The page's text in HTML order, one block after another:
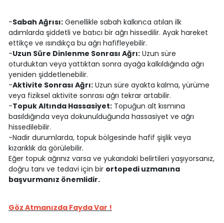
-Sabah Ağrısı:Genellikle sabah kalkınca atılan ilk
adımlarda şiddetli ve batıcı bir ağrı hissedilir. Ayak hareket
ettikçe ve ısındıkça bu ağrı hafifleyebilir.
-Uzun Süre Dinlenme Sonrası Ağrı:Uzun süre
oturduktan veya yattıktan sonra ayağa kalkıldığında ağrı
yeniden şiddetlenebilir.
-Aktivite Sonrası Ağrı:Uzun süre ayakta kalma, yürüme
veya fiziksel aktivite sonrası ağrı tekrar artabilir.
-Topuk Altında Hassasiyet:Topuğun alt kısmına
basıldığında veya dokunulduğunda hassasiyet ve ağrı
hissedilebilir.
-Nadir durumlarda, topuk bölgesinde hafif şişlik veya
kızarıklık da görülebilir.
Eğer topuk ağrınız varsa ve yukarıdaki belirtileri yaşıyorsanız,
doğru tanı ve tedavi için bir ortopedi uzmanına
başvurmanız önemlidir.
Göz Atmanızda Fayda Var !